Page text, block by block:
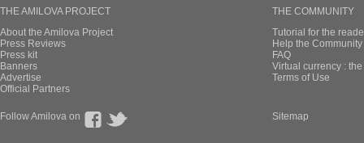
THE AMILOVA PROJECT
About the Amilova Project
Press Reviews
Press kit
Banners
Advertise
Official Partners
THE COMMUNITY
Tutorial for the
Help the
FAQ
Virtual currency :
Terms of Use
Follow Amilova on Sitemap